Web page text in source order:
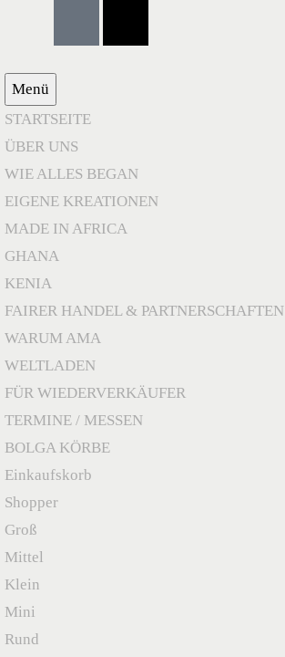
Menü
STARTSEITE
ÜBER UNS
WIE ALLES BEGAN
EIGENE KREATIONEN
MADE IN AFRICA
GHANA
KENIA
FAIRER HANDEL & PARTNERSCHAFTEN
WARUM AMA
WELTLADEN
FÜR WIEDERVERKÄUFER
TERMINE / MESSEN
BOLGA KÖRBE
Einkaufskorb
Shopper
Groß
Mittel
Klein
Mini
Rund